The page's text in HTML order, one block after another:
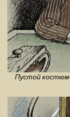
Пустой костюм